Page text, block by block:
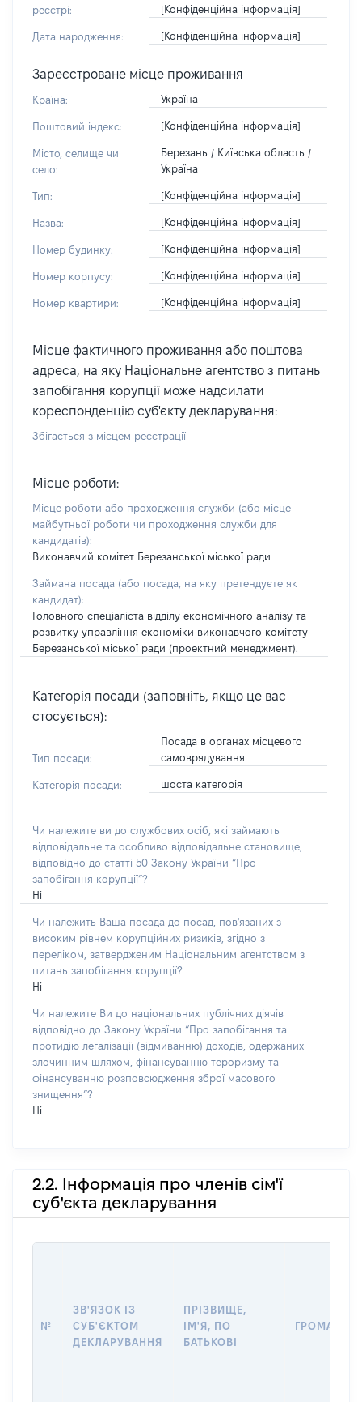
реєстрі:
[Конфіденційна інформація]
Дата народження: [Конфіденційна інформація]
Зареєстроване місце проживання
Країна: Україна
Поштовий індекс: [Конфіденційна інформація]
Місто, селище чи
село:
Березань / Київська область /
Україна
Тип: [Конфіденційна інформація]
Назва: [Конфіденційна інформація]
Номер будинку: [Конфіденційна інформація]
Номер корпусу: [Конфіденційна інформація]
Номер квартири: [Конфіденційна інформація]
Місце фактичного проживання або поштова
адреса, на яку Національне агентство з питань
запобігання корупції може надсилати
кореспонденцію суб'єкту декларування:
Збігається з місцем реєстрації
Місце роботи:
Місце роботи або проходження служби (або місце
майбутньої роботи чи проходження служби для
кандидатів):
Виконавчий комітет Березанської міської ради
Займана посада (або посада, на яку претендуєте як
кандидат):
Головного спеціаліста відділу економічного аналізу та
розвитку управління економіки виконавчого комітету
Березанської міської ради (проектний менеджмент).
Категорія посади (заповніть, якщо це вас
стосується):
Тип посади:
Посада в органах місцевого
самоврядування
Категорія посади: шоста категорія
Чи належите ви до службових осіб, які займають
відповідальне та особливо відповідальне становище,
відповідно до статті 50 Закону України “Про
запобігання корупції”?
Ні
Чи належить Ваша посада до посад, пов'язаних з
високим рівнем корупційних ризиків, згідно з
переліком, затвердженим Національним агентством з
питань запобігання корупції?
Ні
Чи належите Ви до національних публічних діячів
відповідно до Закону України “Про запобігання та
протидію легалізації (відмиванню) доходів, одержаних
злочинним шляхом, фінансуванню тероризму та
фінансуванню розповсюдження зброї масового
знищення”?
Ні
2.2. Інформація про членів сім'ї
суб'єкта декларування
№
ЗВ'ЯЗОК ІЗ
СУБ'ЄКТОМ
ДЕКЛАРУВАННЯ
ПРІЗВИЩЕ,
ІМ'Я, ПО
БАТЬКОВІ